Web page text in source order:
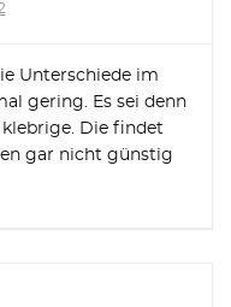
Unterschiede im
gering. Es sei denn
Die findet
gar nicht günstig